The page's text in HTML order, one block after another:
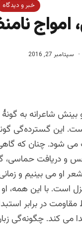
خبر و دیدگاه
امواج
سپتامبر 27, 2016
شاعرانه به
این گسترده‌گی
می شود. چنان که
حس و دریافت
او می بینیم و
است. با این همه،
در برابر
می کند. چگونه‌گی